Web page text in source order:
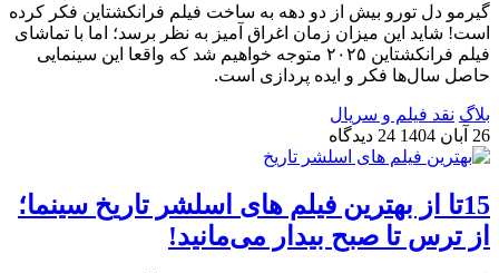
گیرمو دل تورو بیش از دو دهه به ساخت فیلم فرانکشتاین فکر کرده
است!‌ شاید این میزان زمان اغراق آمیز به نظر برسد؛ اما با تماشای
فیلم فرانکشتاین ۲۰۲۵ متوجه خواهیم شد که واقعا این سینمایی
حاصل سال‌ها فکر و ایده پردازی است.
بلاگ نقد فیلم و سریال
26 آبان 1404
24 دیدگاه
15تا از بهترین فیلم های اسلشر تاریخ سینما؛
از ترس تا صبح بیدار می‌مانید!